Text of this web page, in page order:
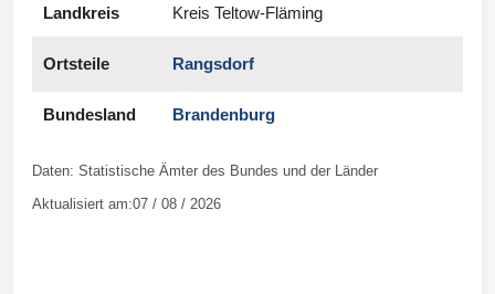
Landkreis Kreis Teltow-Fläming
Ortsteile Rangsdorf
Bundesland Brandenburg
Daten: Statistische Ämter des Bundes und der Länder
Aktualisiert am:07 / 08 / 2026